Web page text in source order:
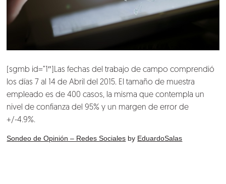
[sgmb id=”1″]Las fechas del trabajo de campo comprendió
los días 7 al 14 de Abril del 2015. El tamaño de muestra
empleado es de 400 casos, la misma que contempla un
nivel de confianza del 95% y un margen de error de
+/-4.9%.
Sondeo de Opinión – Redes Sociales by EduardoSalas